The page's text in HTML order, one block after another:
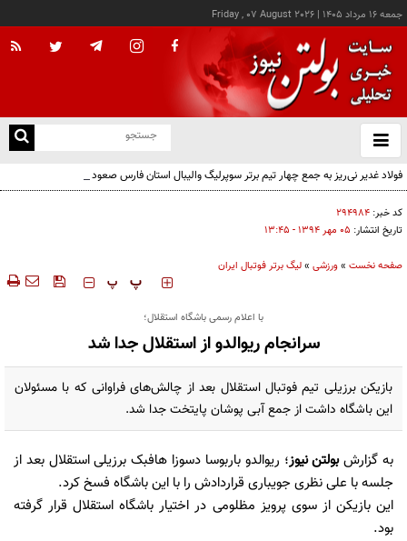
جمعه ۱۶ مرداد ۱۴۰۵ |
Friday , 07 August 2026
باز
و
فولاد غدیر نی‌ریز به جمع چهار تیم برتر سوپرلیگ والیبال استان فارس صعود کرد
کد خبر: ۲۹۴۹۸۴
تاریخ انتشار: ۰۵ مهر ۱۳۹۴ - ۱۳:۴۵
صفحه نخست »ورزشی »لیگ برتر فوتبال ایران
‍‍‍ پ پ
با اعلام رسمی باشگاه استقلال؛
سرانجام ریوالدو از استقلال جدا شد
بازیکن برزیلی تیم فوتبال استقلال بعد از چالش‌های فراوانی که با مسئولان
این باشگاه داشت از جمع آبی پوشان پایتخت جدا شد.
به گزارشبولتن نیوز؛ ریوالدو باربوسا دسوزا هافبک برزیلی استقلال بعد از
جلسه با علی نظری جویباری قراردادش را با این باشگاه فسخ کرد.
این بازیکن از سوی پرویز مظلومی در اختیار باشگاه استقلال قرار گرفته
بود.